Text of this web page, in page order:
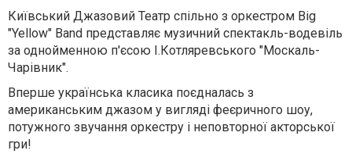
Київський Джазовий Театр спільно з оркестром Big
"Yellow" Band представляє музичний спектакль-водевіль
за однойменною п'єсою І.Котляревського "Москаль-
Чарівник".
Вперше українська класика поєдналась з
американським джазом у вигляді феєричного шоу,
потужного звучання оркестру і неповторної акторської
гри!